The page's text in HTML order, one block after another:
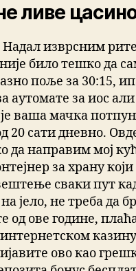
ливе
Надал изврсним
било тешко да
поље за 30:15,
аутомате за иос
ваша мачка
20 сати дневно.
да направим мој
за храну
сваки пут
јело, не треба да
од ове године,
ово као